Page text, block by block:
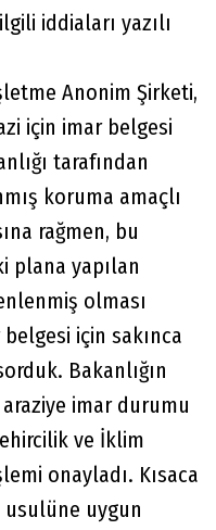
iddiaları yazılı
Anonim Şirketi,
için imar belgesi
tarafından
koruma amaçlı
rağmen, bu
plana yapılan
olması
için sakınca
Bakanlığın
imar durumu
ve İklim
onayladı. Kısaca
usulüne uygun